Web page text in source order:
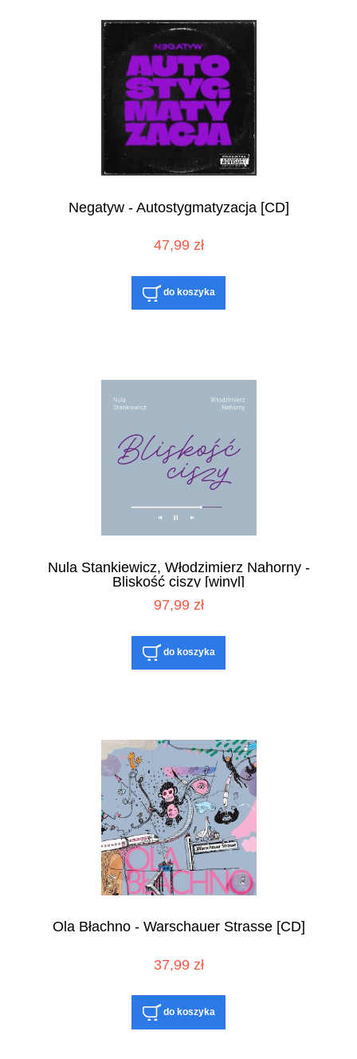
Negatyw - Autostygmatyzacja [CD]
47,99 zł
do koszyka
Nula Stankiewicz, Włodzimierz Nahorny -
Bliskość ciszy [winyl]
97,99 zł
do koszyka
Ola Błachno - Warschauer Strasse [CD]
37,99 zł
do koszyka